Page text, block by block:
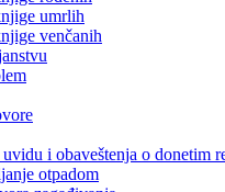
umrlih
venčanih
i obaveštenja o donetim
otpadom